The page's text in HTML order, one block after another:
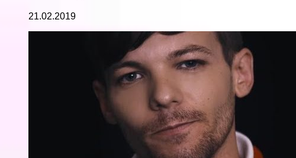
21.02.2019